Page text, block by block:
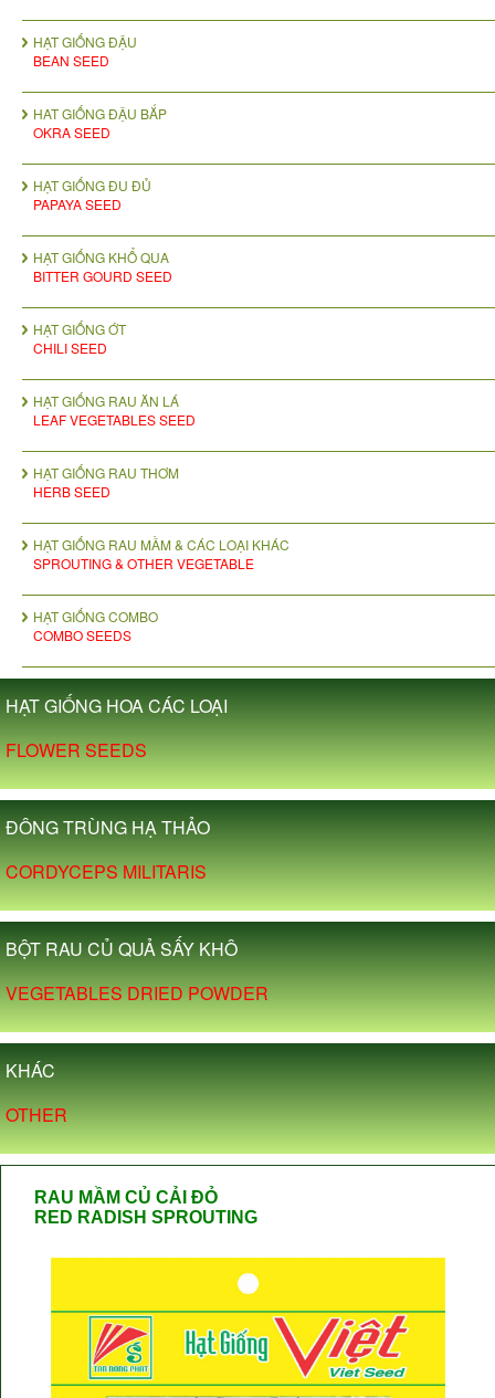
HẠT GIỐNG ĐẬU
BEAN SEED
HAT GIỐNG ĐẬU BẮP
OKRA SEED
HẠT GIỐNG ĐU ĐỦ
PAPAYA SEED
HẠT GIỐNG KHỔ QUA
BITTER GOURD SEED
HẠT GIỐNG ỚT
CHILI SEED
HẠT GIỐNG RAU ĂN LÁ
LEAF VEGETABLES SEED
HẠT GIỐNG RAU THƠM
HERB SEED
HẠT GIỐNG RAU MẦM & CÁC LOẠI KHÁC
SPROUTING & OTHER VEGETABLE
HẠT GIỐNG COMBO
COMBO SEEDS
HẠT GIỐNG HOA CÁC LOẠI
FLOWER SEEDS
ĐÔNG TRÙNG HẠ THẢO
CORDYCEPS MILITARIS
BỘT RAU CỦ QUẢ SẤY KHÔ
VEGETABLES DRIED POWDER
KHÁC
OTHER
RAU MẦM CỦ CẢI ĐỎ
RED RADISH SPROUTING